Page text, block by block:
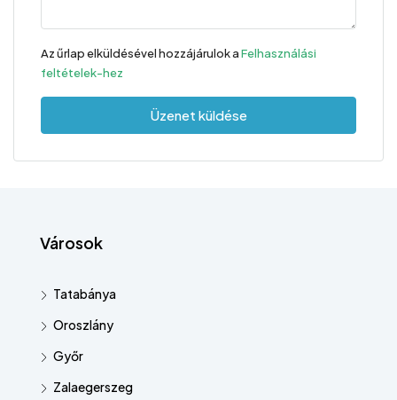
Az űrlap elküldésével hozzájárulok aFelhasználási
feltételek-hez
Üzenet küldése
Városok
Tatabánya
Oroszlány
Győr
Zalaegerszeg